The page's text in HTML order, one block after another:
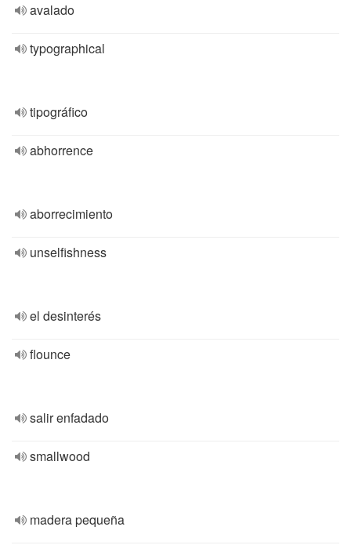
avalado
typographical
tipográfico
abhorrence
aborrecimiento
unselfishness
el desinterés
flounce
salir enfadado
smallwood
madera pequeña